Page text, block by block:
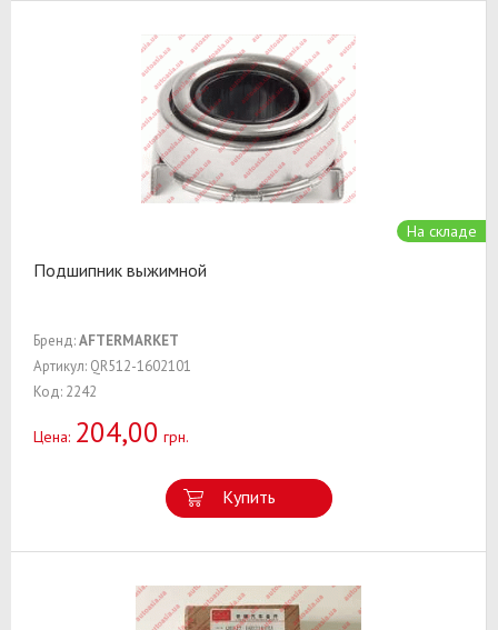
На складе
Подшипник выжимной
Бренд:AFTERMARKET
Артикул: QR512-1602101
Код: 2242
Цена: 204,00 грн.
Купить